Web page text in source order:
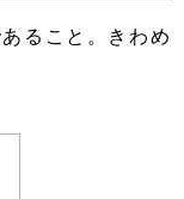
ること。きわめ